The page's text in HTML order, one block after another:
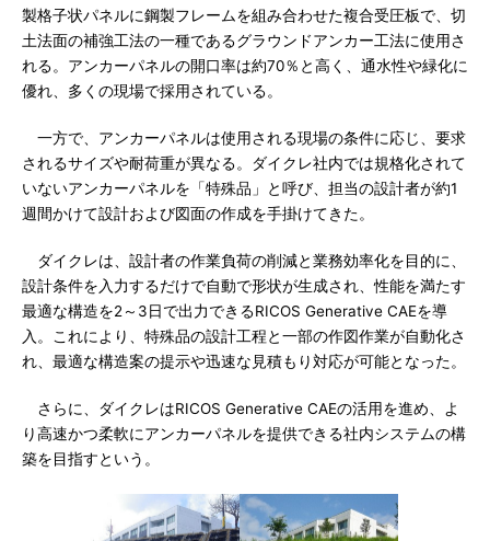
製格子状パネルに鋼製フレームを組み合わせた複合受圧板で、切
土法面の補強工法の一種であるグラウンドアンカー工法に使用さ
れる。アンカーパネルの開口率は約70％と高く、通水性や緑化に
優れ、多くの現場で採用されている。
一方で、アンカーパネルは使用される現場の条件に応じ、要求
されるサイズや耐荷重が異なる。ダイクレ社内では規格化されて
いないアンカーパネルを「特殊品」と呼び、担当の設計者が約1
週間かけて設計および図面の作成を手掛けてきた。
ダイクレは、設計者の作業負荷の削減と業務効率化を目的に、
設計条件を入力するだけで自動で形状が生成され、性能を満たす
最適な構造を2～3日で出力できるRICOS Generative CAEを導
入。これにより、特殊品の設計工程と一部の作図作業が自動化さ
れ、最適な構造案の提示や迅速な見積もり対応が可能となった。
さらに、ダイクレはRICOS Generative CAEの活用を進め、よ
り高速かつ柔軟にアンカーパネルを提供できる社内システムの構
築を目指すという。